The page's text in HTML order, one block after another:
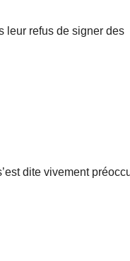
leur refus de signer des
dite vivement